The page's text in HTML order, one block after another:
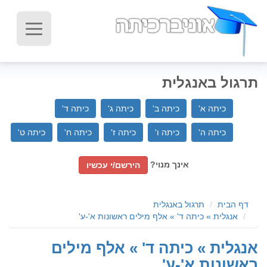
תרגול באנגלית
כיתה א' כיתה ב' כיתה ג' כיתה ד'
כיתה ה' כיתה ו' כיתה ז' כיתה ח' כיתה ט'
אינך מנוי? הירשם/י עכשיו
דף הבית
תרגול באנגלית
אנגלית » כיתה ד' » אלף מילים ראשונות א'-ע'
אנגלית » כיתה ד' » אלף מילים